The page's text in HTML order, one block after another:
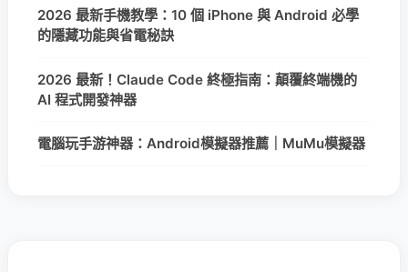
2026 最新手機教學：10 個 iPhone 與 Android 必學
的隱藏功能與省電秘訣
2026 最新！Claude Code 終極指南：顛覆終端機的
AI 程式開發神器
電腦玩手游神器：Android模擬器推薦｜MuMu模擬器